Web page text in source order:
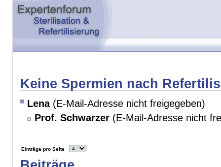
Keine Spermien nach
Lena(E-Mail-Adresse nicht freigegeben)
Prof. Schwarzer (E-Mail-Adresse nicht
Einträge pro Seite